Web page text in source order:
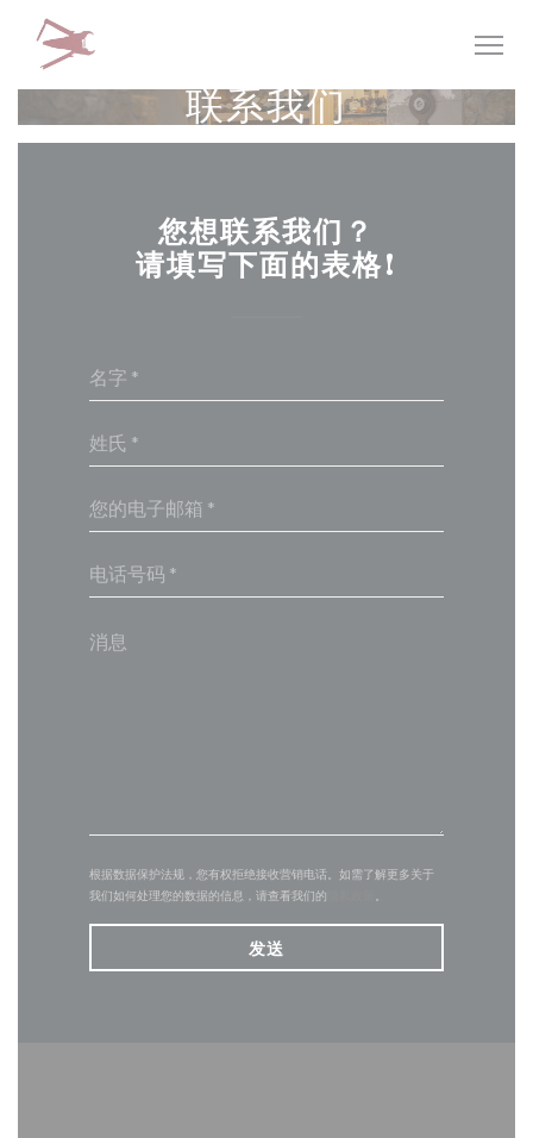
Cookie管理面板
联系我们
您想联系我们？
请填写下面的表格!
根据数据保护法规，您有权拒绝接收营销电话。如需了解更多关于
我们如何处理您的数据的信息，请查看我们的